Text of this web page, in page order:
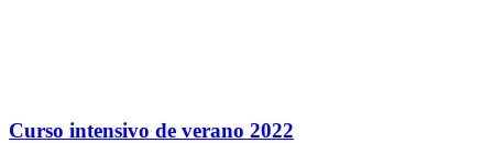
Curso intensivo de verano 2022